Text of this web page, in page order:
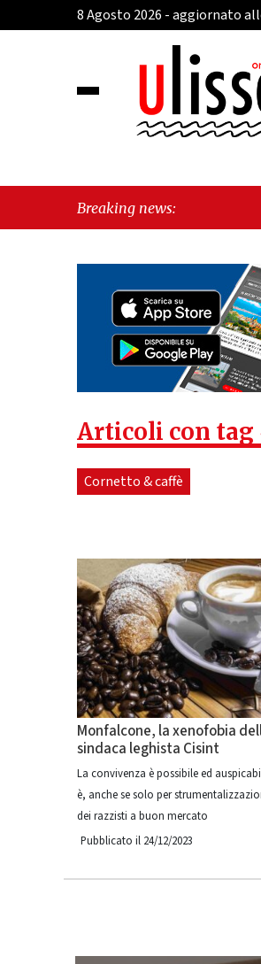
8 Agosto 2026 - aggiornato
Breaking news:
Articoli con
Cornetto & caffè
Monfalcone, la xenofobia
sindaca leghista Cisint
La convivenza è possibile ed
è, anche se solo per
dei razzisti a buon mercato
Pubblicato il 24/12/2023